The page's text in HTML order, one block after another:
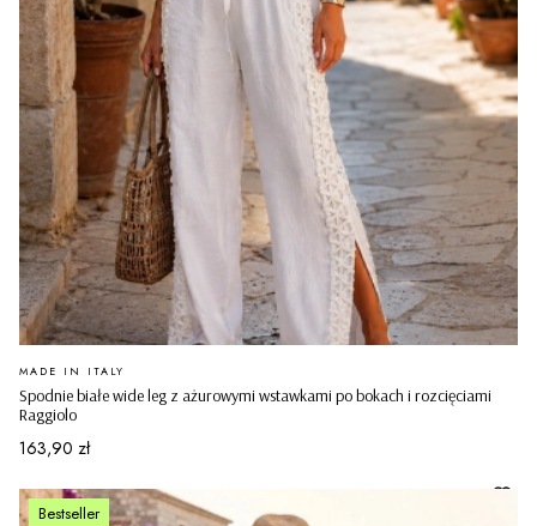
Spodnie białe wide leg z ażurowymi wstawkami po bokach i rozcięciami
Raggiolo
PRODUCENT
MADE IN ITALY
Cena
163,90 zł
Bestseller